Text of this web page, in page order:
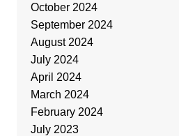
October 2024
September 2024
August 2024
July 2024
April 2024
March 2024
February 2024
July 2023